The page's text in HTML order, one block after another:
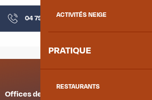
ACTIVITÉS NEIGE
PRATIQUE
RESTAURANTS
04 79 05 29▒▒
Offices de tourisme